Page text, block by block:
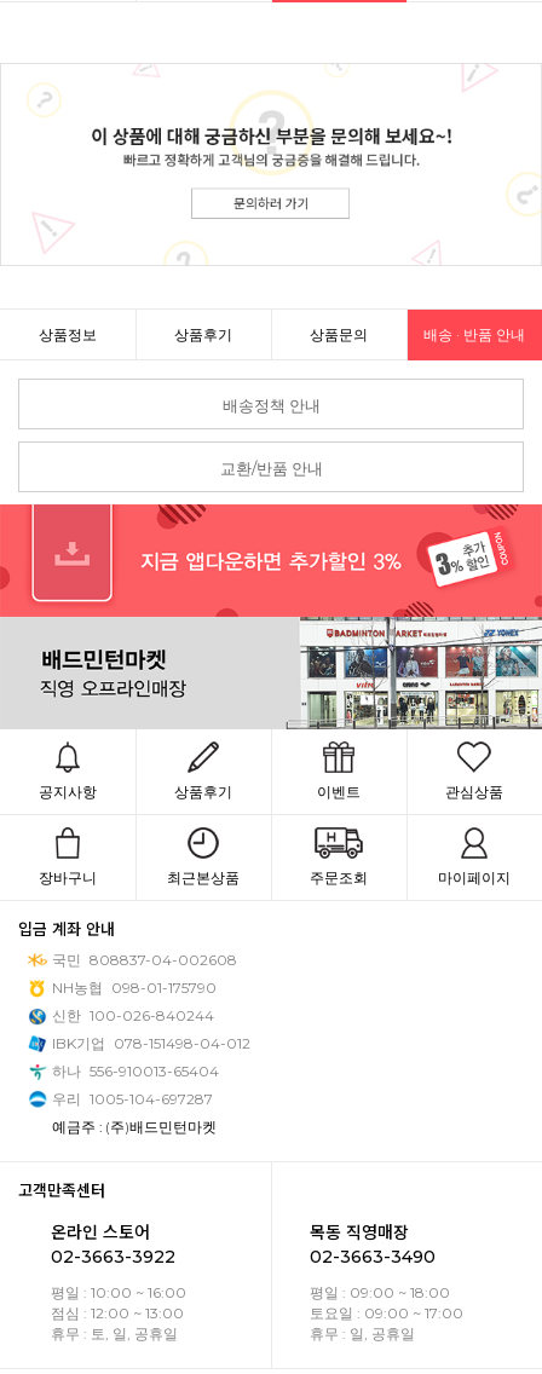
상품정보 상품후기 상품문의 배송 · 반품 안내
배송정책 안내
교환/반품 안내
공지사항 상품후기 이벤트 관심상품
장바구니 최근본상품 주문조회 마이페이지
입금 계좌 안내
국민 808837-04-002608
NH농협
098-01-175790
신한 100-026-840244
IBK기업
078-151498-04-012
하나 556-910013-65404
우리 1005-104-697287
예금주 : (주)배드민턴마켓
고객만족센터
온라인 스토어
02-3663-3922
평일 : 10:00 ~ 16:00
점심 : 12:00 ~ 13:00
휴무 : 토, 일, 공휴일
목동 직영매장
02-3663-3490
평일 : 09:00 ~ 18:00
토요일 : 09:00 ~ 17:00
휴무 : 일, 공휴일